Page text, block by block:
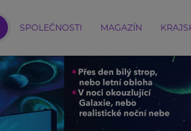
SPOLEČNOSTI MAGAZÍN